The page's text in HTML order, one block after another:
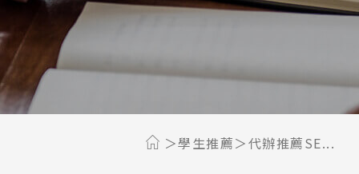
生涯規劃
學生推薦 代辦推薦SE...